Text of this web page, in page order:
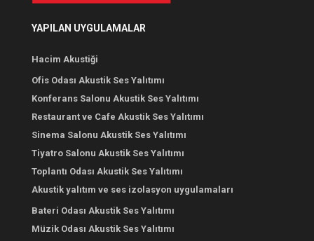
YAPILAN UYGULAMALAR
Hacim Akustiği
Ofis Odası Akustik Ses Yalıtımı
Konferans Salonu Akustik Ses Yalıtımı
Restaurant ve Cafe Akustik Ses Yalıtımı
Sinema Salonu Akustik Ses Yalıtımı
Tiyatro Salonu Akustik Ses Yalıtımı
Toplantı Odası Akustik Ses Yalıtımı
Akustik yalıtım ve ses izolasyon uygulamaları
Bateri Odası Akustik Ses Yalıtımı
Müzik Odası Akustik Ses Yalıtımı